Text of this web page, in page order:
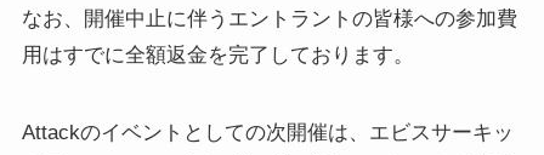
なお、開催中止に伴うエントラントの皆様への参加費
用はすでに全額返金を完了しております。
Attackのイベントとしての次開催は、エビスサーキッ